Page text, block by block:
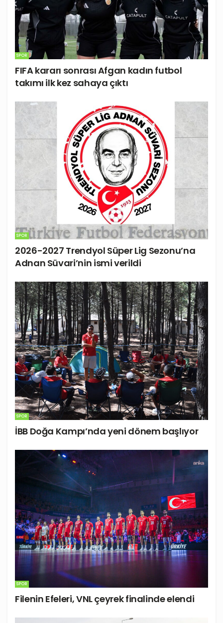
SPOR
FIFA kararı sonrası Afgan kadın futbol
takımı ilk kez sahaya çıktı
SPOR
2026-2027 Trendyol Süper Lig Sezonu’na
Adnan Süvari’nin ismi verildi
SPOR
İBB Doğa Kampı’nda yeni dönem başlıyor
SPOR
Filenin Efeleri, VNL çeyrek finalinde elendi